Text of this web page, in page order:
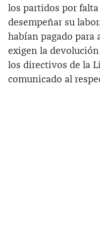
los partidos por
desempeñar su
habían pagado para
exigen la
los directivos de la
comunicado al